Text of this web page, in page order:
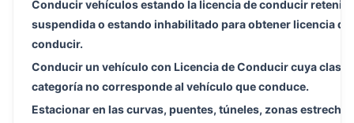
Conducir vehículos estando la licencia de conducir
suspendida o estando inhabilitado para obtener licencia de
conducir.
Conducir un vehículo con Licencia de Conducir cuya clase
categoría no corresponde al vehículo que conduce.
Estacionar en las curvas, puentes, túneles, zonas